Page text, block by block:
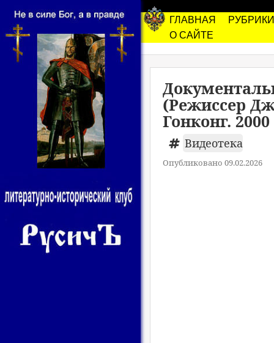
ГЛАВНАЯ
РУБРИКИ
О САЙТЕ
(Режиссер
Гонконг.
Видеотека
Опубликовано 09.02.2026